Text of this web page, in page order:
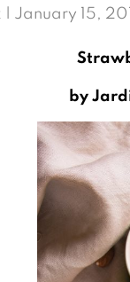
| January 15,
by